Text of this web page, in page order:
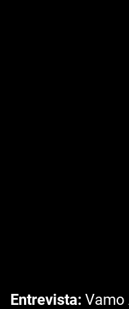
Entrevista Vamo